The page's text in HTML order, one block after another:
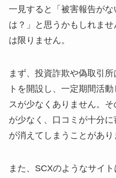
一見すると「被害報告が
は？」と思うかもしれま
は限りません。
まず、投資詐欺や偽取引
トを開設し、一定期間活
スが少なくありません。
が少なく、口コミが十分
が消えてしまうことがあり
また、SCXのようなサイ